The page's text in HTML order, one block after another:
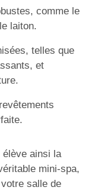
comme le
laiton.
telles que
et
ainsi la
mini-spa,
salle de